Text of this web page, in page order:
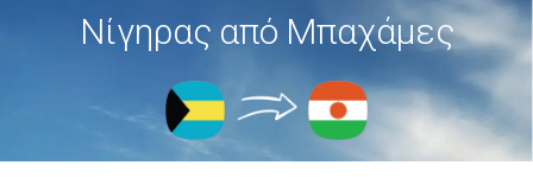
Νίγηρας από Μπαχάμες